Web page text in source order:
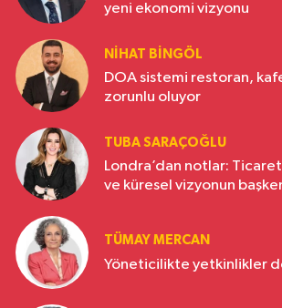
yeni ekonomi vizyonu
NIHAT BINGÖL
DOA sistemi restoran,
zorunlu oluyor
TUBA SARAÇOĞLU
Londra’dan notlar:
ve küresel vizyonun
TÜMAY MERCAN
Yöneticilikte yetkinlikler